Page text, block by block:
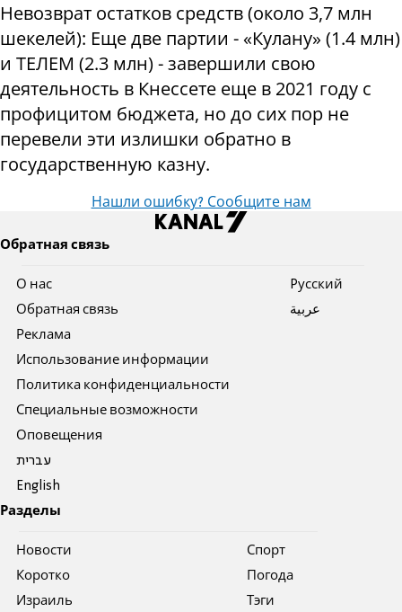
Невозврат остатков средств (около 3,7 млн
шекелей): Еще две партии - «Кулану» (1.4 млн)
и ТЕЛЕМ (2.3 млн) - завершили свою
деятельность в Кнессете еще в 2021 году с
профицитом бюджета, но до сих пор не
перевели эти излишки обратно в
государственную казну.
Нашли ошибку? Сообщите нам
Обратная связь
О нас
Обратная связь
Реклама
Использование информации
Политика конфиденциальности
Специальные возможности
Оповещения
עברית
English
Pусский
عربية
Разделы
Новости
Коротко
Израиль
Спорт
Погода
Тэги